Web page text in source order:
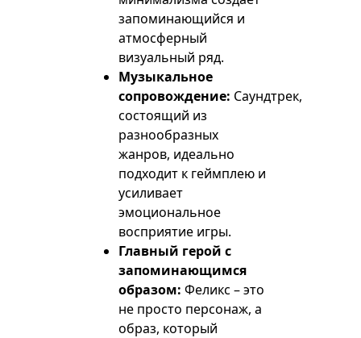
запоминающийся и
атмосферный
визуальный ряд.
Музыкальное
сопровождение: Саундтрек,
состоящий из
разнообразных
жанров, идеально
подходит к геймплею и
усиливает
эмоциональное
восприятие игры.
Главный герой с
запоминающимся
образом: Феликс – это
не просто персонаж, а
образ, который